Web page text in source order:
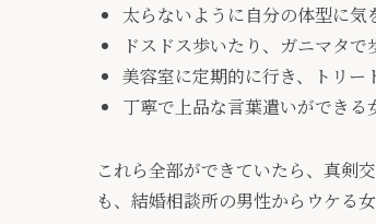
太らないように自分の体型に
ドスドス歩いたり、ガニマタ
美容室に定期的に行き、トリ
丁寧で上品な言葉遣いができ
これら全部ができていたら、真剣
も、結婚相談所の男性からウケる